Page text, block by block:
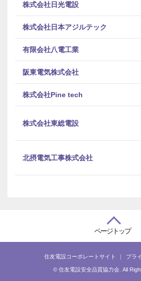
株式会社日光電設
株式会社日本アジルテック
有限会社八電工業
阪東電気株式会社
株式会社Pine tech
株式会社東総電設
北摂電気工事株式会社
ページトップ
住友電設コーポレートサイト プラ
© 住友電設安全品質協力会. All